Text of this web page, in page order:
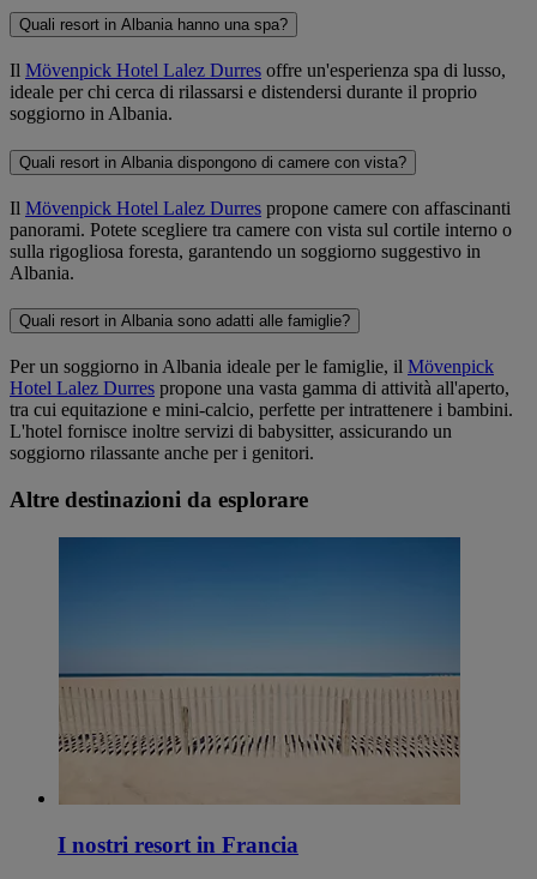
Quali resort in Albania hanno una spa?
Il Mövenpick Hotel Lalez Durres offre un'esperienza spa di lusso,
ideale per chi cerca di rilassarsi e distendersi durante il proprio
soggiorno in Albania.
Quali resort in Albania dispongono di camere con vista?
Il Mövenpick Hotel Lalez Durres propone camere con affascinanti
panorami. Potete scegliere tra camere con vista sul cortile interno o
sulla rigogliosa foresta, garantendo un soggiorno suggestivo in
Albania.
Quali resort in Albania sono adatti alle famiglie?
Per un soggiorno in Albania ideale per le famiglie, il Mövenpick
Hotel Lalez Durres propone una vasta gamma di attività all'aperto,
tra cui equitazione e mini-calcio, perfette per intrattenere i bambini.
L'hotel fornisce inoltre servizi di babysitter, assicurando un
soggiorno rilassante anche per i genitori.
Altre destinazioni da esplorare
I nostri resort in Francia